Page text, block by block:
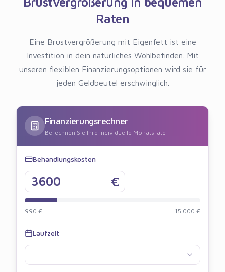
Raten
Eine Brustvergrößerung mit Eigenfett ist eine
Investition in dein natürliches Wohlbefinden. Mit
unseren flexiblen Finanzierungsoptionen wird sie für
jeden Geldbeutel erschwinglich.
Finanzierungsrechner
Berechnen Sie Ihre individuelle Monatsrate
Behandlungskosten
€
990 € 15.000 €
Laufzeit